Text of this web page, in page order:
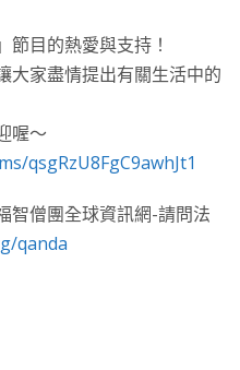
節目的熱愛與支持！
大家盡情提出有關生活中的
喔～
qsgRzU8FgC9awhJt1
智僧團全球資訊網-請問法
qanda